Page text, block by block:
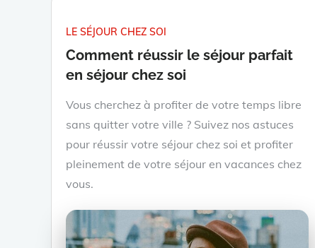
LE SÉJOUR CHEZ SOI
Comment réussir le séjour parfait
en séjour chez soi
Vous cherchez à profiter de votre temps libre
sans quitter votre ville ? Suivez nos astuces
pour réussir votre séjour chez soi et profiter
pleinement de votre séjour en vacances chez
vous.